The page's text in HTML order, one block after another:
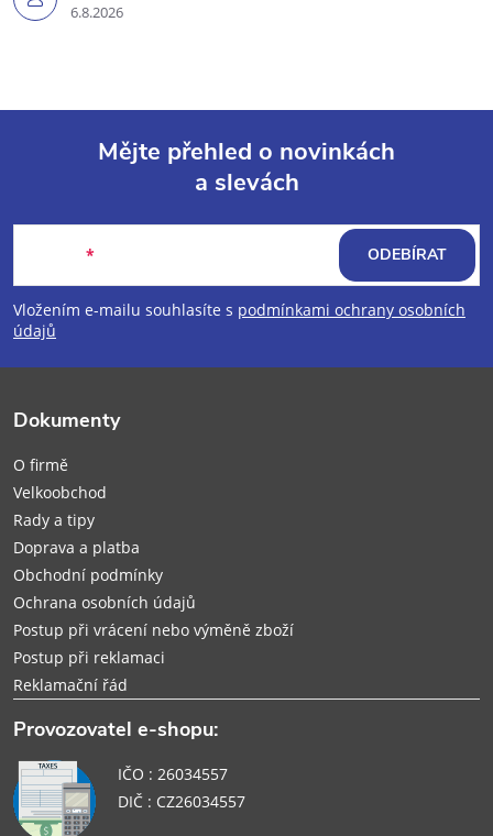
6.8.2026
p
a
Mějte přehled o novinkách
a slevách
Vložením e-mailu souhlasíte s podmínkami ochrany osobních
údajů
ODEBÍRAT
Dokumenty
O firmě
Velkoobchod
Rady a tipy
Doprava a platba
Obchodní podmínky
Ochrana osobních údajů
Postup při vrácení nebo výměně zboží
Postup při reklamaci
Reklamační řád
Provozovatel e-shopu:
IČO : 26034557
DIČ : CZ26034557